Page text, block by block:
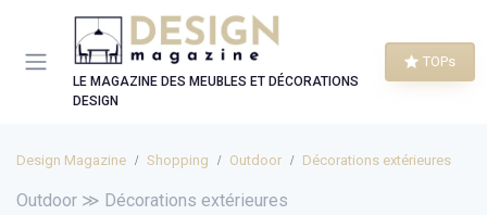
LE MAGAZINE DES MEUBLES ET DÉCORATIONS
DESIGN
TOPs
Design Magazine Shopping Outdoor Décorations extérieures
Outdoor ≫ Décorations extérieures
Panneau de gestion des cookies